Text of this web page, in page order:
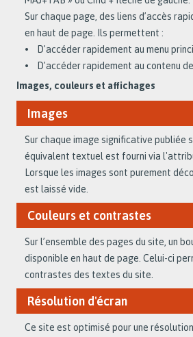
Sur chaque page, des liens d’accès
en haut de page. Ils permettent :
• D’accéder rapidement au menu
• D’accéder rapidement au contenu
Images, couleurs et affichages
Images
Sur chaque image significative publiée
équivalent textuel est fourni via
Lorsque les images sont purement
est laissé vide.
Couleurs et contrastes
Sur l’ensemble des pages du site, un
disponible en haut de page. Celui-ci
contrastes des textes du site.
Résolution d'écran
Ce site est optimisé pour une résolution